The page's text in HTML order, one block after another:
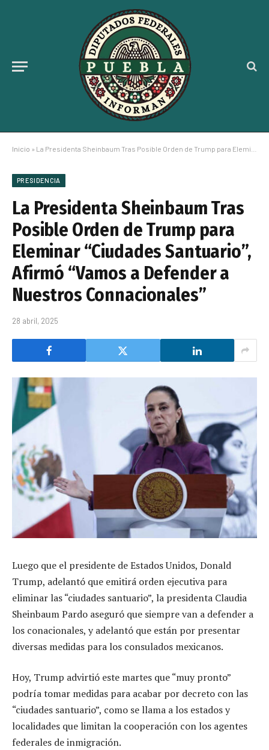
Inicio » La Presidenta Sheinbaum Tras Posible Orden de Trump para Eleminar “Ciudades Santuario”, Afirmó “Vamos a Defender a Nuestros Connacionales”
PRESIDENCIA
La Presidenta Sheinbaum Tras
Posible Orden de Trump para
Eleminar “Ciudades Santuario”,
Afirmó “Vamos a Defender a
Nuestros Connacionales”
28 abril, 2025
Luego que el presidente de Estados Unidos, Donald
Trump, adelantó que emitirá orden ejecutiva para
eliminar las “ciudades santuario”, la presidenta Claudia
Sheinbaum Pardo aseguró que siempre van a defender a
los conacionales, y adelantó que están por presentar
diversas medidas para los consulados mexicanos.
Hoy, Trump advirtió este martes que “muy pronto”
podría tomar medidas para acabar por decreto con las
“ciudades santuario”, como se llama a los estados y
localidades que limitan la cooperación con los agentes
federales de inmigración.